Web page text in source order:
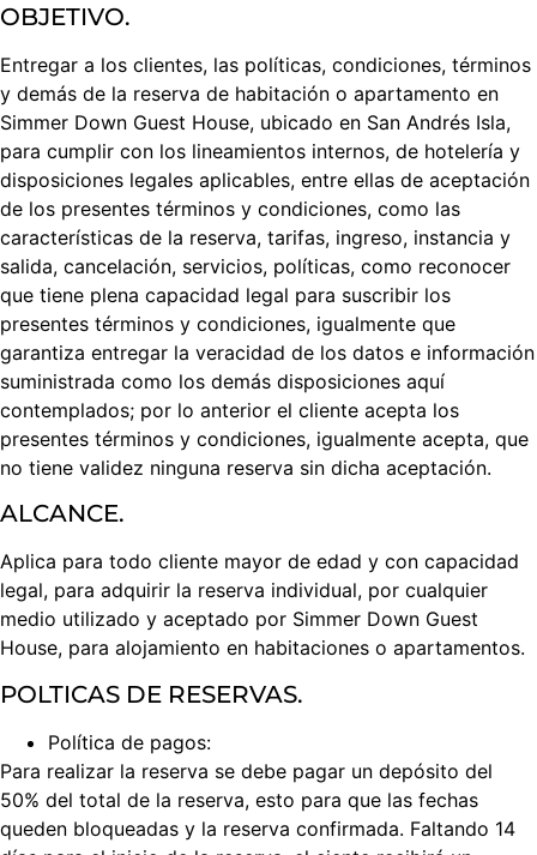
OBJETIVO.
Entregar a los clientes, las políticas, condiciones, términos
y demás de la reserva de habitación o apartamento en
Simmer Down Guest House, ubicado en San Andrés Isla,
para cumplir con los lineamientos internos, de hotelería y
disposiciones legales aplicables, entre ellas de aceptación
de los presentes términos y condiciones, como las
características de la reserva, tarifas, ingreso, instancia y
salida, cancelación, servicios, políticas, como reconocer
que tiene plena capacidad legal para suscribir los
presentes términos y condiciones, igualmente que
garantiza entregar la veracidad de los datos e información
suministrada como los demás disposiciones aquí
contemplados; por lo anterior el cliente acepta los
presentes términos y condiciones, igualmente acepta, que
no tiene validez ninguna reserva sin dicha aceptación.
ALCANCE.
Aplica para todo cliente mayor de edad y con capacidad
legal, para adquirir la reserva individual, por cualquier
medio utilizado y aceptado por Simmer Down Guest
House, para alojamiento en habitaciones o apartamentos.
POLTICAS DE RESERVAS.
Política de pagos:
Para realizar la reserva se debe pagar un depósito del
50% del total de la reserva, esto para que las fechas
queden bloqueadas y la reserva confirmada. Faltando 14